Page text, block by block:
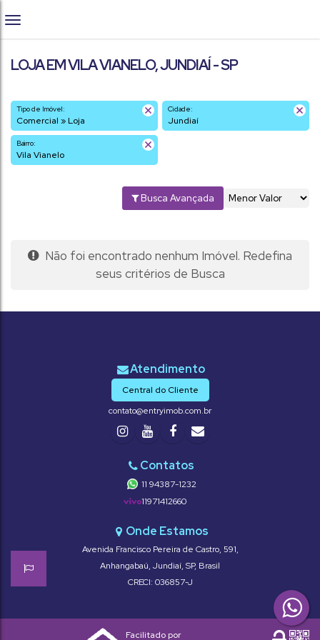
LOJA EM VILA VIANELO, JUNDIAÍ - SP
Tipo de Imóvel:
Comercial » Loja
Cidade:
Jundiaí
Bairro:
Vila Vianelo
Busca Avançada
Não foi encontrado nenhum Imóvel. Redefina
seus critérios de Busca
Central do Cliente
contato@entryimob.com.br
11 94387-1232
11971412660
Avenida Francisco Pereira de Castro, 591,
Anhangabaú, Jundiaí, SP, Brasil
CRECI: 036857-J